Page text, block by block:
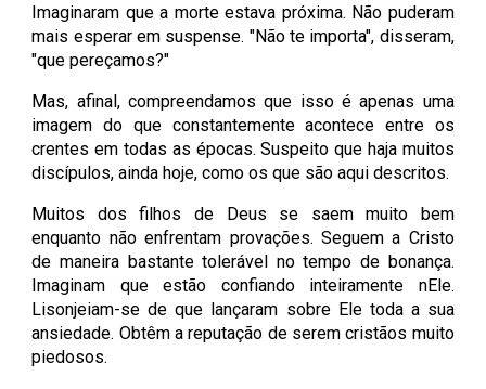
Imaginaram que a morte estava próxima. Não puderam
mais esperar em suspense. "Não te importa", disseram,
"que pereçamos?"
Mas, afinal, compreendamos que isso é apenas uma
imagem do que constantemente acontece entre os
crentes em todas as épocas. Suspeito que haja muitos
discípulos, ainda hoje, como os que são aqui descritos.
Muitos dos filhos de Deus se saem muito bem
enquanto não enfrentam provações. Seguem a Cristo
de maneira bastante tolerável no tempo de bonança.
Imaginam que estão confiando inteiramente nEle.
Lisonjeiam-se de que lançaram sobre Ele toda a sua
ansiedade. Obtêm a reputação de serem cristãos muito
piedosos.